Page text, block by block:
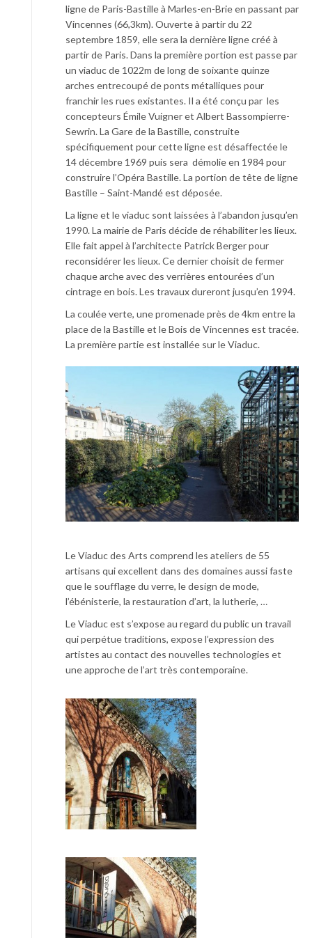
ligne de Paris-Bastille à Marles-en-Brie en passant par
Vincennes (66,3km). Ouverte à partir du 22
septembre 1859, elle sera la dernière ligne créé à
partir de Paris. Dans la première portion est passe par
un viaduc de 1022m de long de soixante quinze
arches entrecoupé de ponts métalliques pour
franchir les rues existantes. Il a été conçu par les
concepteurs Émile Vuigner et Albert Bassompierre-
Sewrin. La Gare de la Bastille, construite
spécifiquement pour cette ligne est désaffectée le
14 décembre 1969 puis sera démolie en 1984 pour
construire l’Opéra Bastille. La portion de tête de ligne
Bastille – Saint-Mandé est déposée.
La ligne et le viaduc sont laissées à l’abandon jusqu’en
1990. La mairie de Paris décide de réhabiliter les lieux.
Elle fait appel à l’architecte Patrick Berger pour
reconsidérer les lieux. Ce dernier choisit de fermer
chaque arche avec des verrières entourées d’un
cintrage en bois. Les travaux dureront jusqu’en 1994.
La coulée verte, une promenade près de 4km entre la
place de la Bastille et le Bois de Vincennes est tracée.
La première partie est installée sur le Viaduc.
Le Viaduc des Arts comprend les ateliers de 55
artisans qui excellent dans des domaines aussi faste
que le soufflage du verre, le design de mode,
l’ébénisterie, la restauration d’art, la lutherie, …
Le Viaduc est s’expose au regard du public un travail
qui perpétue traditions, expose l’expression des
artistes au contact des nouvelles technologies et
une approche de l’art très contemporaine.